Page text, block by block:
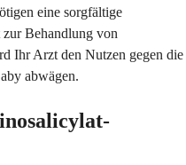
eine sorgfältige
Behandlung von
Ihr Arzt den Nutzen gegen die
abwägen.